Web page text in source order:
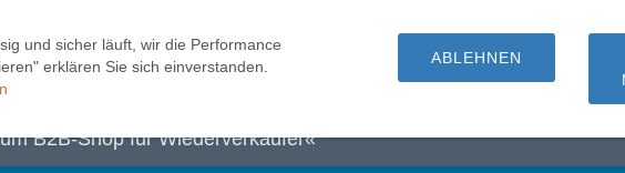
Schmutzwasserpumpen
B2B-Shop für Wiederverkäufer«
und sicher läuft, wir die Performance
erklären Sie sich einverstanden.
ABLEHNEN